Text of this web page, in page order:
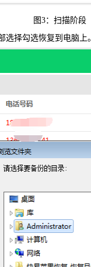
图3：扫描阶段
选择勾选恢复到电脑上